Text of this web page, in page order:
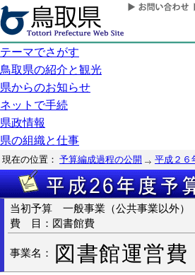
テーマでさがす
鳥取県の紹介と観光
県からのお知らせ
ネットで手続
県政情報
県の組織と仕事
現在の位置： 予算編成過程の公開 平成２６
当初予算 一般事業（公共事業以
費 目：図書館費
事業名： 図書館運営費